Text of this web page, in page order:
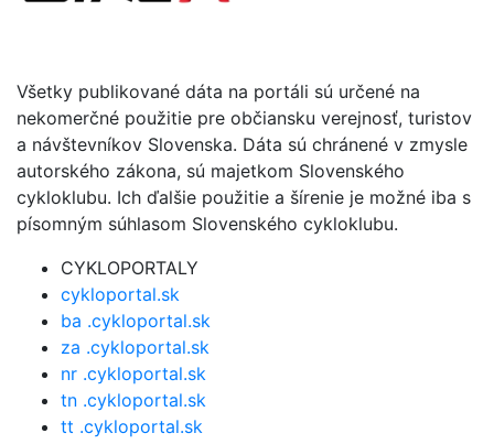
Všetky publikované dáta na portáli sú určené na
nekomerčné použitie pre občiansku verejnosť, turistov
a návštevníkov Slovenska. Dáta sú chránené v zmysle
autorského zákona, sú majetkom Slovenského
cykloklubu. Ich ďalšie použitie a šírenie je možné iba s
písomným súhlasom Slovenského cykloklubu.
CYKLOPORTALY
cykloportal.sk
ba .cykloportal.sk
za .cykloportal.sk
nr .cykloportal.sk
tn .cykloportal.sk
tt .cykloportal.sk